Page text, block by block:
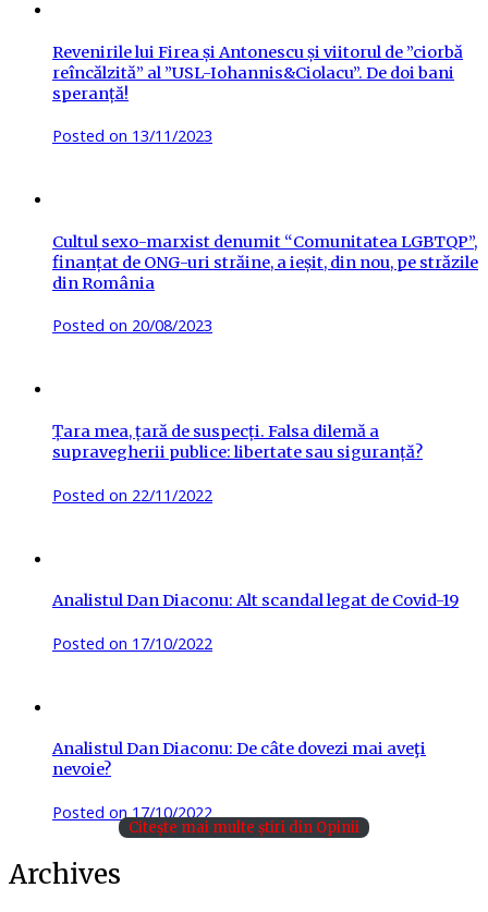
Revenirile lui Firea și Antonescu și viitorul de ”ciorbă
reîncălzită” al ”USL-Iohannis&Ciolacu”. De doi bani
speranță!
Posted on 13/11/2023
Cultul sexo-marxist denumit “Comunitatea LGBTQP”,
finanțat de ONG-uri străine, a ieșit, din nou, pe străzile
din România
Posted on 20/08/2023
Țara mea, țară de suspecți. Falsa dilemă a
supravegherii publice: libertate sau siguranță?
Posted on 22/11/2022
Analistul Dan Diaconu: Alt scandal legat de Covid-19
Posted on 17/10/2022
Analistul Dan Diaconu: De câte dovezi mai aveţi
nevoie?
Posted on 17/10/2022
Citește mai multe știri din Opinii
Archives